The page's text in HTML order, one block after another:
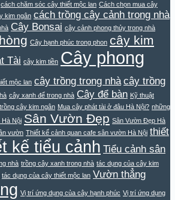
cách chăm sóc cây thiết mộc lan Cách chọn mua cây
kim ngân cách trồng cây cảnh trong nhà
Cây Bonsai cây cảnh phong thủy trong nhà
Cây hạnh phúc trong phon cây kim
Tài cây kim tiền Cây phong
mộc lan cây trồng trong nhà cây trồng
cây xanh để trong nhà Cây để bàn Kỹ thuật
cây kim ngân Mua cây phát tài ở đâu Hà Nội? những
Hà Nội Sân Vườn Đẹp Sân Vườn Đẹp Hà
vườn Thiết kế cảnh quan cafe sân vườn Hà Nội thiết
kế tiểu cảnh Tiểu cảnh sân
nhà trồng cây xanh trong nhà tác dụng của cây kim
tác dụng của cây thiết mộc lan Vườn thẳng
Vị trí ứng dụng của cây hạnh phúc Vị trí ứng dụng